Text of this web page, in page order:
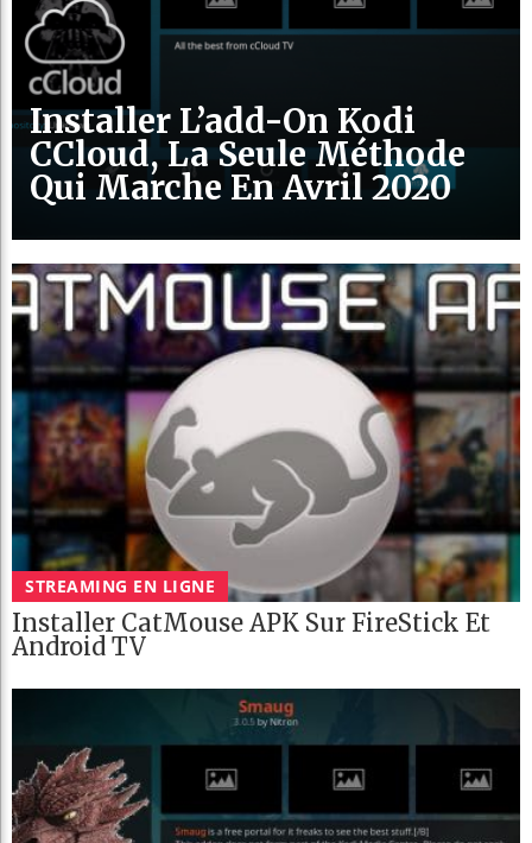
Installer L’add-On Kodi
CCloud, La Seule Méthode
Qui Marche En Avril 2020
STREAMING EN LIGNE
Installer CatMouse APK Sur FireStick Et
Android TV